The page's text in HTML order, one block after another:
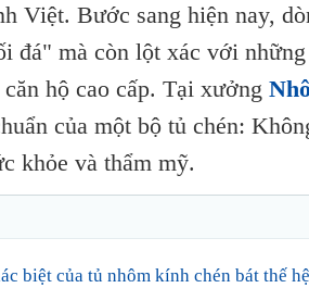
Việt. Bước sang hiện nay,
đá" mà còn lột xác với
hộ cao cấp. Tại xưởng
của một bộ tủ chén:
khỏe và thẩm mỹ.
biệt của tủ nhôm kính chén bát thế